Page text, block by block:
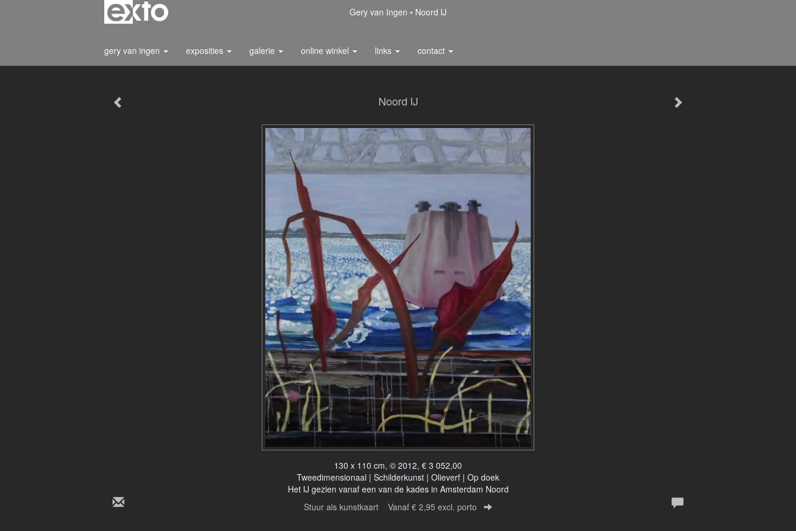
Gery van Ingen Noord IJ
gery van ingen exposities galerie online winkel links contact
Noord IJ
130 x 110 cm, © 2012, € 3 052,00
Tweedimensionaal | Schilderkunst | Olieverf | Op doek
Het IJ gezien vanaf een van de kades in Amsterdam Noord
Stuur als kunstkaart Vanaf € 2,95 excl. porto